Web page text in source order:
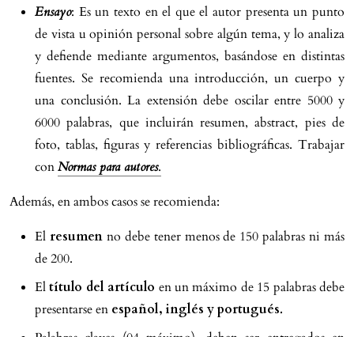
Ensayo: Es un texto en el que el autor presenta un punto
de vista u opinión personal sobre algún tema, y lo analiza
y defiende mediante argumentos, basándose en distintas
fuentes. Se recomienda una introducción, un cuerpo y
una conclusión. La extensión debe oscilar entre 5000 y
6000 palabras, que incluirán resumen, abstract, pies de
foto, tablas, figuras y referencias bibliográficas. Trabajar
conNormas para autores.
Además, en ambos casos se recomienda:
El resumenno debe tener menos de 150 palabras ni más
de 200.
Eltítulo del artículo en un máximo de 15 palabras debe
presentarse en español, inglés y portugués.